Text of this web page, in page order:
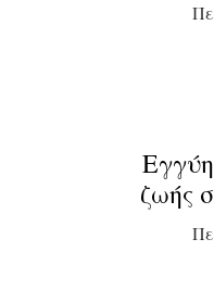
ζωής